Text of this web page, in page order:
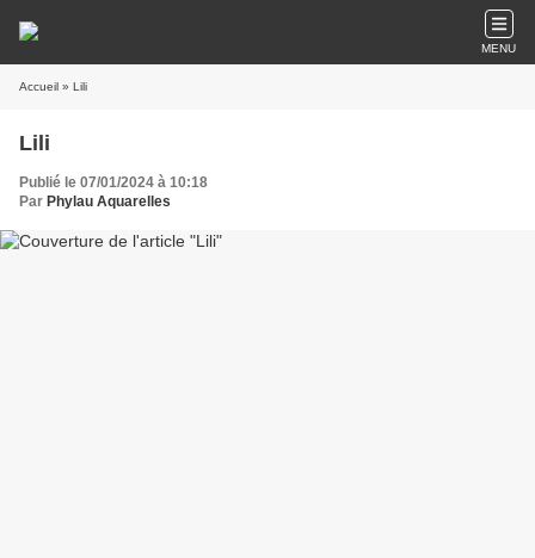
MENU
Accueil » Lili
Lili
Publié le 07/01/2024 à 10:18
Par Phylau Aquarelles